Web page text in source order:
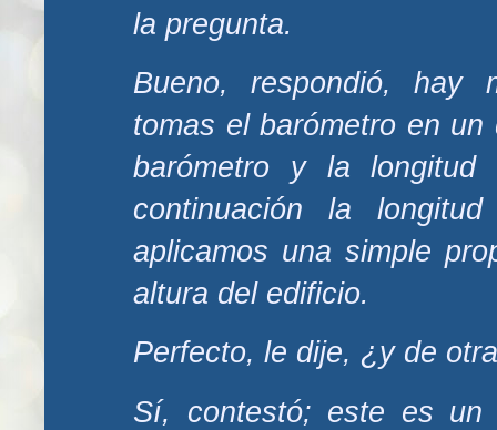
la pregunta.
Bueno, respondió, hay
tomas el barómetro en
barómetro y la
continuación la
aplicamos una simple
altura del edificio.
Perfecto, le dije, ¿y de
Sí, contestó; este es un